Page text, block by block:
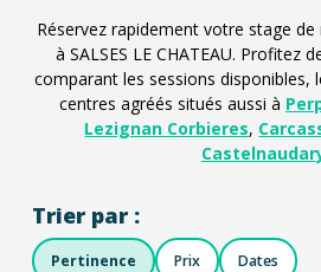
Réservez rapidement votre stage
à SALSES LE CHATEAU. Profitez
comparant les sessions disponibles,
centres agréés situés aussi à
Lezignan Corbieres,
Trier par :
Pertinence Prix Dates